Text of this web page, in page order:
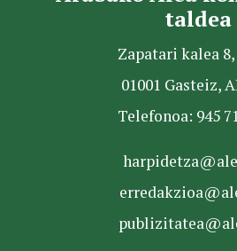
taldea
Zapatari kalea 8,
01001 Gasteiz,
Telefonoa: 945